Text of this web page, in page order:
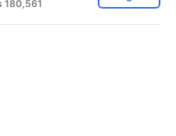
180,561